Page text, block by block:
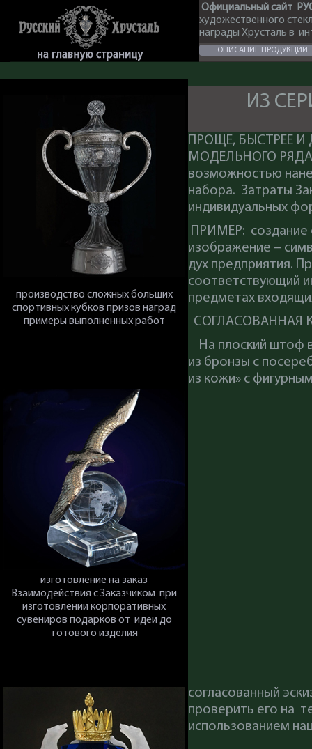
Официальный сайт
художественного
награды Хрусталь в
ОПИСАНИЕ ПРОДУКЦИИ
производство сложных больших
спортивных кубков призов наград
примеры выполненных работ
изготовление на заказ
Взаимодействия с Заказчиком при
изготовлении корпоративных
сувениров подарков от идеи до
готового изделия
ИЗ
ПРОЩЕ, БЫСТРЕЕ
МОДЕЛЬНОГО
возможностью
набора. Затраты
индивидуальных
ПРИМЕР: создание
изображение –
дух предприятия.
соответствующий
предметах
СОГЛАСОВАННАЯ
На плоский штоф
из бронзы с
из кожи» с
согласованный
проверить его на
использованием